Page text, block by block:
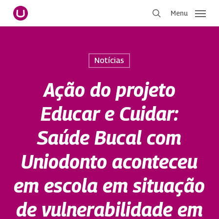
Pular
para
Menu
Notícias
Ação do projeto
Educar e Cuidar:
Saúde Bucal com
Uniodonto aconteceu
em escola em situação
de vulnerabilidade em